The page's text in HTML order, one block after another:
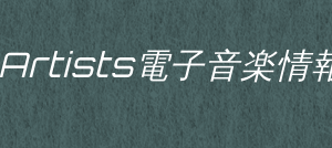
電子音楽情